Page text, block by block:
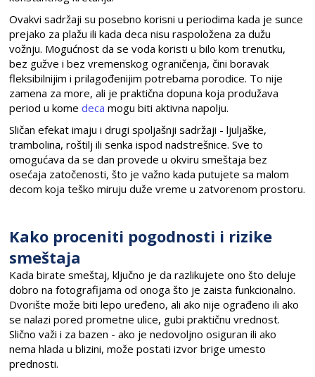
Ovakvi sadržaji su posebno korisni u periodima kada je sunce
prejako za plažu ili kada deca nisu raspoložena za dužu
vožnju. Mogućnost da se voda koristi u bilo kom trenutku,
bez gužve i bez vremenskog ograničenja, čini boravak
fleksibilnijim i prilagođenijim potrebama porodice. To nije
zamena za more, ali je praktična dopuna koja produžava
period u komedeca mogu biti aktivna napolju.
Sličan efekat imaju i drugi spoljašnji sadržaji - ljuljaške,
trambolina, roštilj ili senka ispod nadstrešnice. Sve to
omogućava da se dan provede u okviru smeštaja bez
osećaja zatočenosti, što je važno kada putujete sa malom
decom koja teško miruju duže vreme u zatvorenom prostoru.
Kako proceniti pogodnosti i rizike
smeštaja
Kada birate smeštaj, ključno je da razlikujete ono što deluje
dobro na fotografijama od onoga što je zaista funkcionalno.
Dvorište može biti lepo uređeno, ali ako nije ograđeno ili ako
se nalazi pored prometne ulice, gubi praktičnu vrednost.
Slično važi i za bazen - ako je nedovoljno osiguran ili ako
nema hlada u blizini, može postati izvor brige umesto
prednosti.